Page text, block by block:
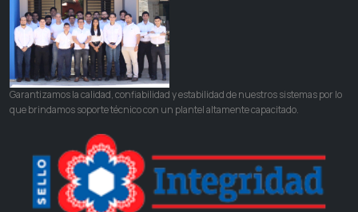
Garantizamos la calidad, confiabilidad y estabilidad de nuestros sistemas por lo
que brindamos soporte técnico con un plantel altamente capacitado.